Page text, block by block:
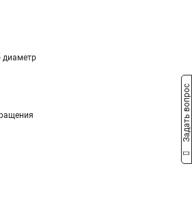
диаметр
Задать вопрос